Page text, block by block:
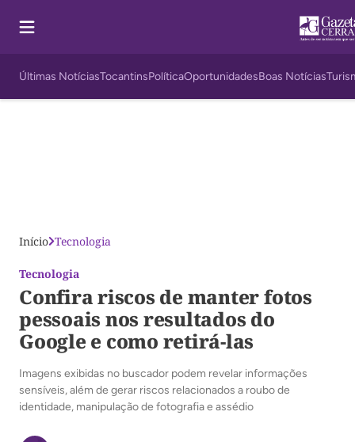
Últimas NotíciasTocantinsPolíticaOportunidadesBoas Notícias
Início Tecnologia
Tecnologia
Confira riscos de manter fotos
pessoais nos resultados do
Google e como retirá-las
Imagens exibidas no buscador podem revelar informações
sensíveis, além de gerar riscos relacionados a roubo de
identidade, manipulação de fotografia e assédio